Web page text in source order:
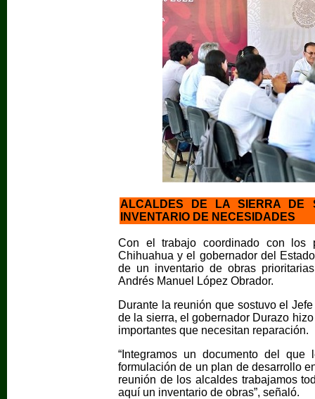
ALCALDES DE LA SIERRA DE
INVENTARIO DE NECESIDADES
Con el trabajo coordinado con los
Chihuahua y el gobernador del
de un inventario de obras
Andrés Manuel López Obrador.
Durante la reunión que sostuvo el
de la sierra, el gobernador Durazo
importantes que necesitan reparación.
“Integramos un documento del
formulación de un plan de desarrollo
reunión de los alcaldes trabajamos
aquí un inventario de obras”, señaló.